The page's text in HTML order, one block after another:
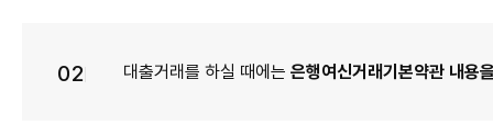
02 대출거래를 하실 때에는 은행여신거래기본약관 내용